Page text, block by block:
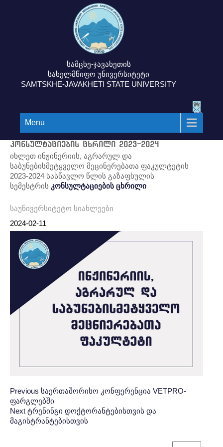
სამცხე-ჯავახეთის
სახელმწიფო უნივერსიტეტი
SAMTSKHE-JAVAKHETI STATE UNIVERSITY
Menu
კონსულტაციების ცხრილი 2023-2024
იხლეთ ინჟინერიის, აგრარულ და
საბუნებისმეტყველო მეცინერებათა ფაკულტეტის
2023-2024 სასწავლო წლის გაზაფხულის
სემესტრის კონსულტაციების ცხრილი
საუნივერსიტეტო სიახლეები
2024-02-11
Post
navigation
პოსტის
ნავიგაცია
Previous Previous
Post:
საერთაშორისო კონფერენცია VETPRO-
ფარგლებში
Next Next
Post:
ტრენინგი დოქტორანტებისთვის და
მაგისტრანტებისთვის